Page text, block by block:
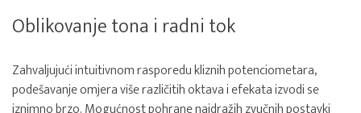
Oblikovanje tona i radni tok
Zahvaljujući intuitivnom rasporedu kliznih potenciometara,
podešavanje omjera više različitih oktava i efekata izvodi se